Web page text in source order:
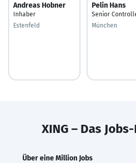
Andreas Hobner
Inhaber
Estenfeld
Pelin Hans
Senior
München
XING – Das
Über eine Million Jobs